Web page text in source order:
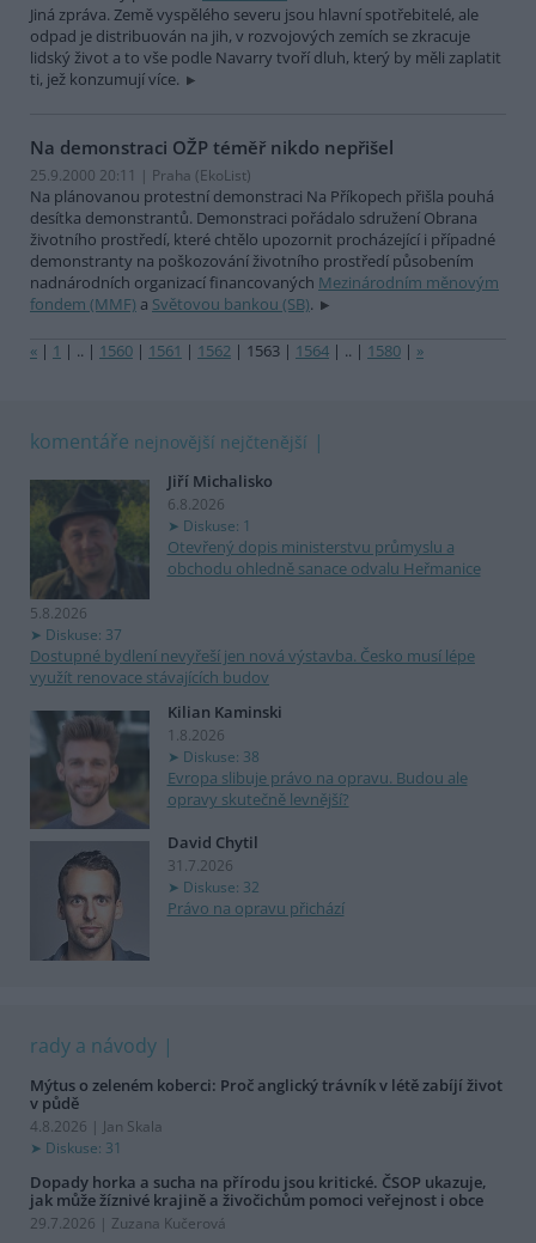
Jiná zpráva. Země vyspělého severu jsou hlavní spotřebitelé, ale
odpad je distribuován na jih, v rozvojových zemích se zkracuje
lidský život a to vše podle Navarry tvoří dluh, který by měli zaplatit
ti, jež konzumují více.
Na demonstraci OŽP téměř nikdo nepřišel
25.9.2000 20:11 | Praha (EkoList)
Na plánovanou protestní demonstraci Na Příkopech přišla pouhá
desítka demonstrantů. Demonstraci pořádalo sdružení Obrana
životního prostředí, které chtělo upozornit procházející i případné
demonstranty na poškozování životního prostředí působením
nadnárodních organizací financovaných Mezinárodním měnovým
fondem (MMF) a Světovou bankou (SB).
« | 1 | .. | 1560 | 1561 | 1562 | 1563 | 1564 | .. | 1580 | »
komentáře nejnovější nejčtenější
Jiří Michalisko
6.8.2026
Diskuse: 1
Otevřený dopis ministerstvu průmyslu a
obchodu ohledně sanace odvalu Heřmanice
5.8.2026
Diskuse: 37
Dostupné bydlení nevyřeší jen nová výstavba. Česko musí lépe
využít renovace stávajících budov
Kilian Kaminski
1.8.2026
Diskuse: 38
Evropa slibuje právo na opravu. Budou ale
opravy skutečně levnější?
David Chytil
31.7.2026
Diskuse: 32
Právo na opravu přichází
rady a návody
Mýtus o zeleném koberci: Proč anglický trávník v létě zabíjí život
v půdě
4.8.2026 | Jan Skala
Diskuse: 31
Dopady horka a sucha na přírodu jsou kritické. ČSOP ukazuje,
jak může žíznivé krajině a živočichům pomoci veřejnost i obce
29.7.2026 | Zuzana Kučerová